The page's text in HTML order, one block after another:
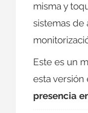
misma y
sistemas de
Este es un
esta
presencia